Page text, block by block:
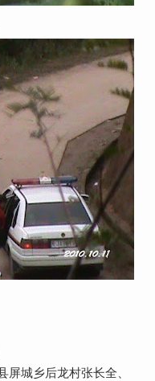
屏城乡后龙村张长全、